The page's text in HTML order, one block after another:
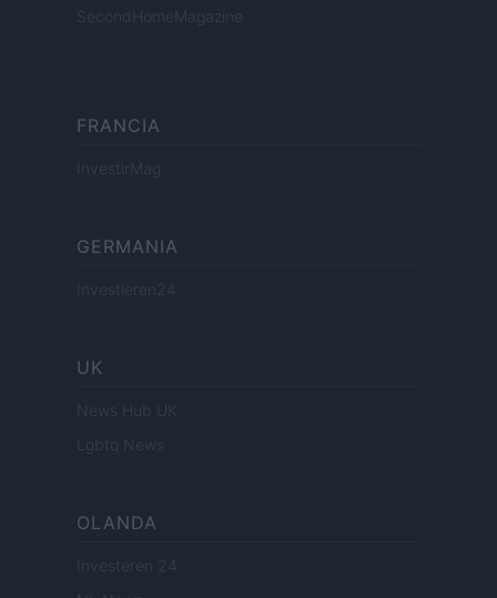
SecondHomeMagazine
FRANCIA
InvestirMag
GERMANIA
Investieren24
UK
News Hub UK
Lgbtq News
OLANDA
Investeren 24